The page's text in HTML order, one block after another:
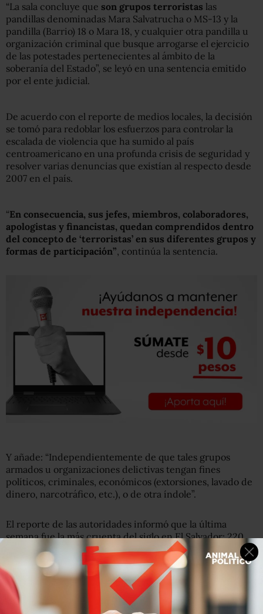
“La sala concluye que son grupos terroristas las
pandillas denominadas Mara Salvatrucha o MS-13 y la
pandilla (Barrio) 18 o Mara 18, y cualquier otra pandilla u
organización criminal que busque arrogarse el ejercicio
de las potestades pertenecientes al ámbito de la
soberanía del Estado”, se leyó en una sentencia emitido
por el ente judicial.
De acuerdo con el reporte de medios locales, la decisión
se tomó para redoblar los esfuerzos para controlar la
escalada de violencia que ha sumido al país
centroamericano en una profunda crisis de seguridad y
resolver varias denuncias que existían al respecto desde
2007 en el país.
“En consecuencia, sus jefes, miembros, colaboradores,
apologistas y financistas, quedan comprendidos dentro
del concepto de ‘terroristas’ en sus diferentes grupos y
formas de participación”, continúa la sentencia.
Y añade: “Independientemente de que tales grupos
armados u organizaciones delictivas tengan fines
políticos, criminales, económicos (extorsiones, lavado de
dinero, narcotráfico, etc.), o de otra índole”.
El reporte de las autoridades informó que la última
semana fue la más cruenta del siglo en El Salvador: 220
personas murieron asesinadas desde el domingo hasta
Además, según el Instituto de Medicina Legal, el país ya
supera en cifras de violencia a su vecino Honduras.